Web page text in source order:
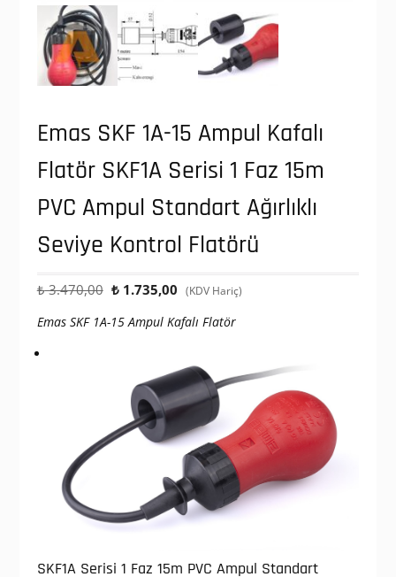
Emas SKF 1A-15 Ampul Kafalı
Flatör SKF1A Serisi 1 Faz 15m
PVC Ampul Standart Ağırlıklı
Seviye Kontrol Flatörü
₺3.470,00 Orijinal
₺ 3.470,00.
₺1.735,00 Şu
fiyat:
(KDV Hariç)
Emas SKF 1A-15 Ampul Kafalı Flatör
SKF1A Serisi 1 Faz 15m PVC Ampul Standart